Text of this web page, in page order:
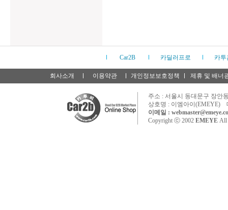
Car2B 카딜러프로 카투
회사소개 이용약관 개인정보보호정책 제휴 및 배너
주소 : 서울시 동대문구 장안
상호명 : 이엠아이(EMEYE)
이메일 :
Copyright ⓒ 2002 EMEYE All